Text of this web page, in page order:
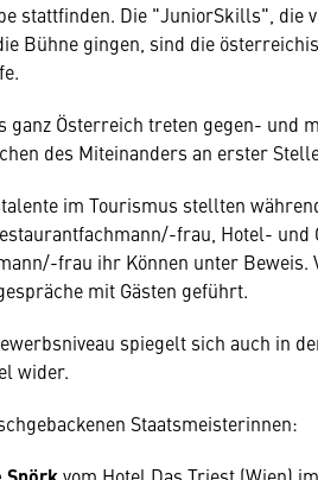
stattfinden. Die "JuniorSkills", die
Bühne gingen, sind die
ganz Österreich treten gegen- und
des Miteinanders an erster
im Tourismus stellten
frau, Hotel-
frau ihr Können unter
mit Gästen geführt.
spiegelt sich auch in
wider.
Staatsmeisterinnen: